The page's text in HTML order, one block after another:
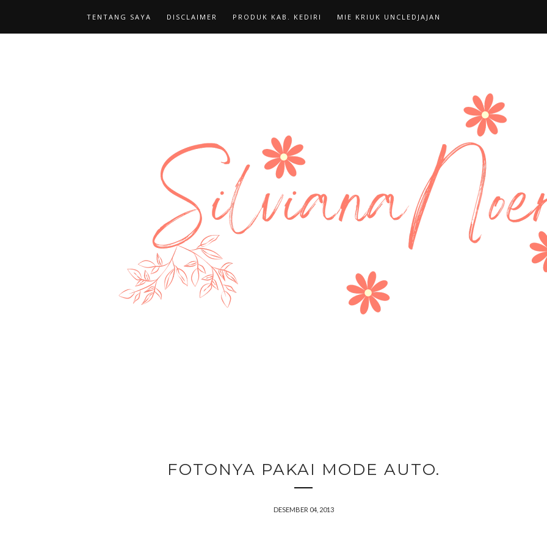
TENTANG SAYA DISCLAIMER PRODUK KAB. KEDIRI MIE KRIUK UNCLEDJAJAN
FOTONYA PAKAI MODE AUTO.
DESEMBER 04, 2013